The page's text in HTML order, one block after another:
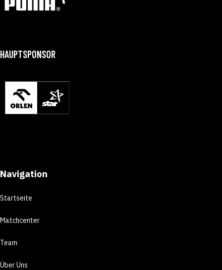
HAUPTSPONSOR
Navigation
Startseite
Matchcenter
Team
Über Uns